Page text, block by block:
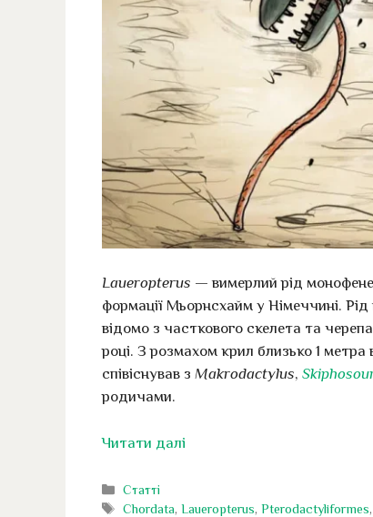
Laueropterus — вимерлий рід
формації Мьорнсхайм у Німеччині.
відомо з часткового скелета та
році. З розмахом крил близько 1 метра
співіснував з Makrodactylus,
родичами.
Читати далі
Категорії
Статті
Позначки
Chordata,Laueropterus,Pterodactyliformes